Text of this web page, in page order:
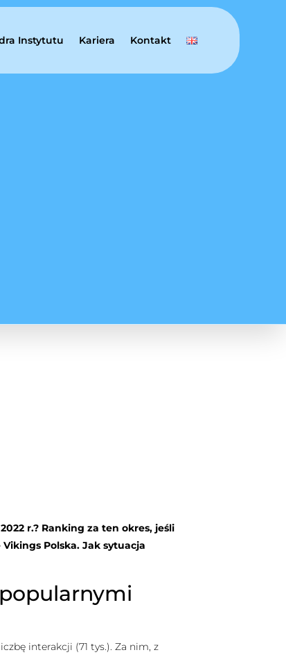
Instytutu Kariera Kontakt
r.? Ranking za ten okres, jeśli
Polska. Jak sytuacja
interakcji (71 tys.). Za nim, z